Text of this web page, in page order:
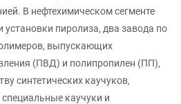
В нефтехимическом сегменте
пиролиза, два завода по
выпускающих
(ПВД) и полипропилен (ПП),
синтетических каучуков,
каучуки и